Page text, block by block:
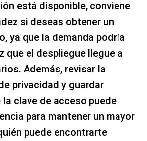
está disponible, conviene
si deseas obtener un
ya que la demanda podría
que el despliegue llegue a
Además, revisar la
privacidad y guardar
clave de acceso puede
para mantener un mayor
puede encontrarte